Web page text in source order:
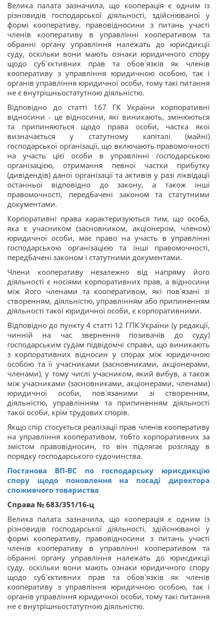
Велика палата зазначила, що кооперація є одним із
різновидів господарської діяльності, здійснюваної у
формі кооперативу, правовідносини з питань участі
членів кооперативу в управлінні кооперативом та
обранні органу управління належать до юрисдикції
суду, оскільки вони мають ознаки юридичного спору
щодо суб`єктивних прав та обов`язків як членів
кооперативу з управління юридичною особою, так і
органів управління юридичної особи, тому такі питання
не є внутрішньостатутною діяльністю.
Відповідно до статті 167 ГК України корпоративні
відносини - це відносини, які виникають, змінюються
та припиняються щодо права особи, частка якої
визначається у статутному капіталі (майні)
господарської організації, що включають правомочності
на участь цієї особи в управлінні господарською
організацією, отримання певної частки прибутку
(дивідендів) даної організації та активів у разі ліквідації
останньої відповідно до закону, а також інші
правомочності, передбачені законом та статутними
документами.
Корпоративні права характеризуються тим, що особа,
яка є учасником (засновником, акціонером, членом)
юридичної особи, має право на участь в управлінні
господарською організацією та інші правомочності,
передбачені законом і статутними документами.
Члени кооперативу незалежно від напряму його
діяльності є носіями корпоративних прав, а відносини
між його членами та кооперативом, які пов`язані зі
створенням, діяльністю, управлінням або припиненням
діяльності такої юридичної особи, є корпоративними.
Відповідно до пункту 4 статті 12 ГПК України (у редакції,
чинній на час звернення позивачів до суду)
господарським судам підвідомчі справи, що виникають
з корпоративних відносин у спорах між юридичною
особою та її учасниками (засновниками, акціонерами,
членами), у тому числі учасником, який вибув, а також
між учасниками (засновниками, акціонерами, членами)
юридичної особи, пов`язаними зі створенням,
діяльністю, управлінням та припиненням діяльності
такої особи, крім трудових спорів.
Якщо спір стосується реалізації прав членів кооперативу
на управління кооперативом, тобто корпоративних за
змістом правовідносин, то він підлягає розгляду в
порядку господарського судочинства.
Постанова ВП-ВС по господарську юрисдикцію
спору щодо поновлення на посаді директора
споживчого товариства
Справа № 683/351/16-ц
Велика палата зазначила, що кооперація є одним із
різновидів господарської діяльності, здійснюваної у
формі кооперативу, правовідносини з питань участі
членів кооперативу в управлінні кооперативом та
обранні органу управління належать до юрисдикції
суду, оскільки вони мають ознаки юридичного спору
щодо суб`єктивних прав та обов`язків як членів
кооперативу з управління юридичною особою, так і
органів управління юридичної особи, тому такі питання
не є внутрішньостатутною діяльністю.